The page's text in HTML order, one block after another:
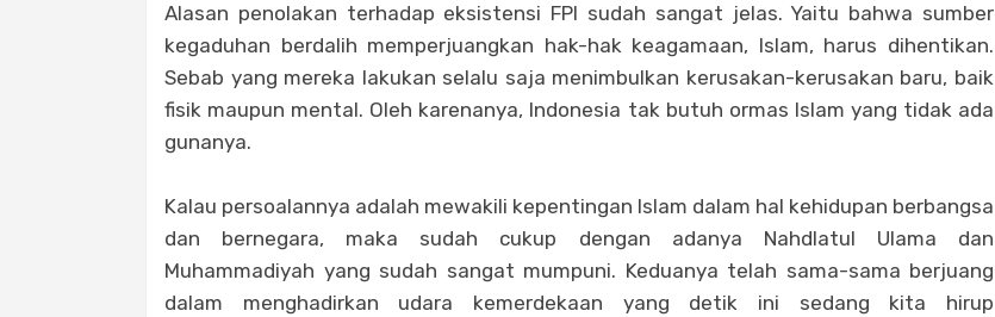
Alasan penolakan terhadap eksistensi FPI sudah sangat jelas. Yaitu bahwa sumber
kegaduhan berdalih memperjuangkan hak-hak keagamaan, Islam, harus dihentikan.
Sebab yang mereka lakukan selalu saja menimbulkan kerusakan-kerusakan baru, baik
fisik maupun mental. Oleh karenanya, Indonesia tak butuh ormas Islam yang tidak ada
gunanya.
Kalau persoalannya adalah mewakili kepentingan Islam dalam hal kehidupan berbangsa
dan bernegara, maka sudah cukup dengan adanya Nahdlatul Ulama dan
Muhammadiyah yang sudah sangat mumpuni. Keduanya telah sama-sama berjuang
dalam menghadirkan udara kemerdekaan yang detik ini sedang kita hirup